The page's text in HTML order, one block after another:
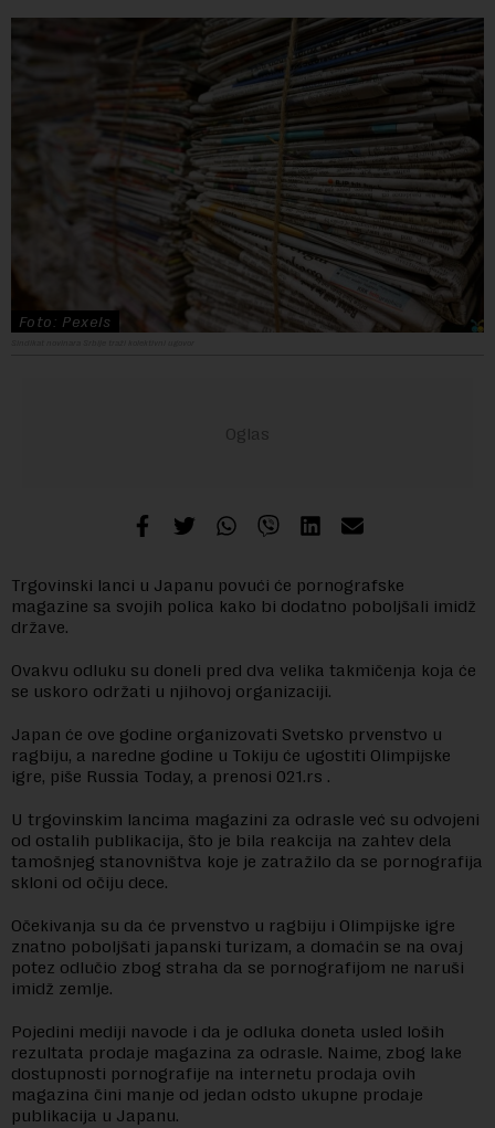
Foto: Pexels
Trgovinski lanci u Japanu povući će pornografske
magazine sa svojih polica kako bi dodatno poboljšali imidž
države.
Ovakvu odluku su doneli pred dva velika takmičenja koja će
se uskoro održati u njihovoj organizaciji.
Japan će ove godine organizovati Svetsko prvenstvo u
ragbiju, a naredne godine u Tokiju će ugostiti Olimpijske
igre, piše Russia Today, a prenosi 021.rs .
U trgovinskim lancima magazini za odrasle već su odvojeni
od ostalih publikacija, što je bila reakcija na zahtev dela
tamošnjeg stanovništva koje je zatražilo da se pornografija
skloni od očiju dece.
Očekivanja su da će prvenstvo u ragbiju i Olimpijske igre
znatno poboljšati japanski turizam, a domaćin se na ovaj
potez odlučio zbog straha da se pornografijom ne naruši
imidž zemlje.
Pojedini mediji navode i da je odluka doneta usled loših
rezultata prodaje magazina za odrasle. Naime, zbog lake
dostupnosti pornografije na internetu prodaja ovih
magazina čini manje od jedan odsto ukupne prodaje
publikacija u Japanu.